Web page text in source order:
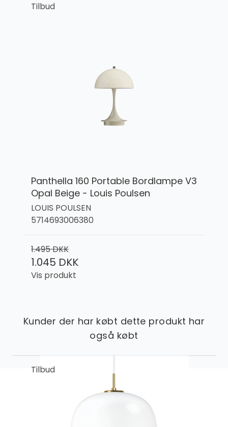
Tilbud
Panthella 160 Portable Bordlampe V3
Opal Beige - Louis Poulsen
LOUIS POULSEN
5714693006380
1.495 DKK
1.045 DKK
Vis produkt
Kunder der har købt dette produkt har
også købt
Tilbud